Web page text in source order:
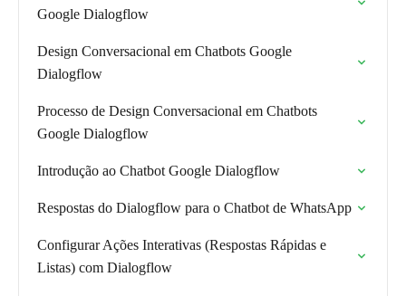
Google Dialogflow
Design Conversacional em Chatbots Google
Dialogflow
Processo de Design Conversacional em Chatbots
Google Dialogflow
Introdução ao Chatbot Google Dialogflow
Respostas do Dialogflow para o Chatbot de WhatsApp
Configurar Ações Interativas (Respostas Rápidas e
Listas) com Dialogflow